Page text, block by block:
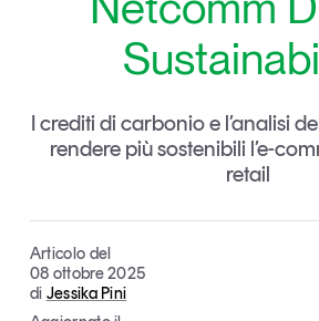
Logistica
Retail e brand
Sostenibilità
Grandi temi
Magazine
Articoli
Opinioni
Dossier
Studi e
I crediti di carbonio e l’analisi
rendere più sostenibili l’e-
retail
Articolo del
08 ottobre 2025
di Jessika Pini